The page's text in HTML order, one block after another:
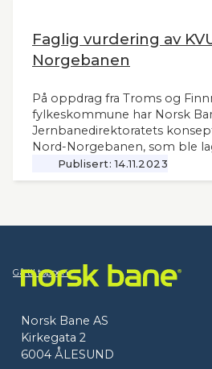
Faglig vurdering av
Norgebanen
På oppdrag fra Troms og
fylkeskommune har Norsk
Jernbanedirektoratets
Nord-Norgebanen, som ble
Publisert: 14.11.2023
Gå til toppen
Norsk Bane AS
Kirkegata 2
6004 ÅLESUND